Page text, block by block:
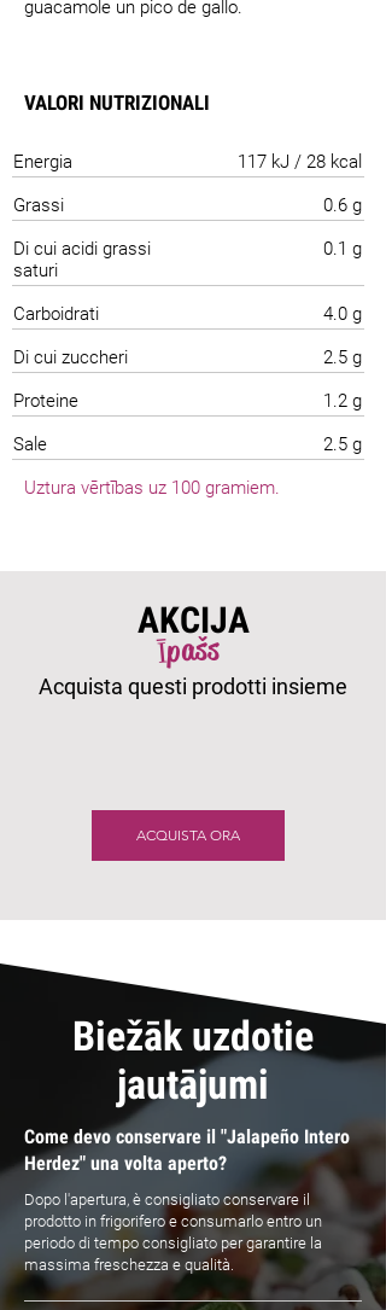
guacamole un pico de gallo.
VALORI NUTRIZIONALI
Energia
117 kJ / 28 kcal
Grassi
0.6 g
Di cui acidi grassi
saturi
0.1 g
Carboidrati
4.0 g
Di cui zuccheri
2.5 g
Proteine
1.2 g
Sale
2.5 g
Uztura vērtības uz 100 gramiem.
AKCIJA
Īpašs
Acquista questi prodotti insieme
ACQUISTA ORA
Biežāk uzdotie
jautājumi
Come devo conservare il "Jalapeño Intero
Herdez" una volta aperto?
Dopo l'apertura, è consigliato conservare il
prodotto in frigorifero e consumarlo entro un
periodo di tempo consigliato per garantire la
massima freschezza e qualità.